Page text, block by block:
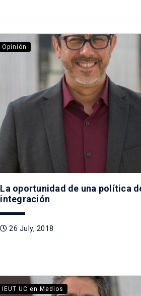
Opinión
La oportunidad de una política
integración
26 July, 2018
IEUT UC en Medios